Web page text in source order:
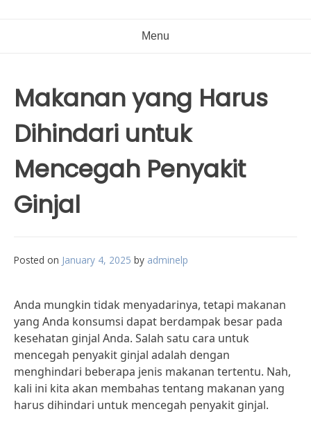
Menu
Makanan yang Harus
Dihindari untuk
Mencegah Penyakit
Ginjal
Posted on January 4, 2025 by adminelp
Anda mungkin tidak menyadarinya, tetapi makanan
yang Anda konsumsi dapat berdampak besar pada
kesehatan ginjal Anda. Salah satu cara untuk
mencegah penyakit ginjal adalah dengan
menghindari beberapa jenis makanan tertentu. Nah,
kali ini kita akan membahas tentang makanan yang
harus dihindari untuk mencegah penyakit ginjal.